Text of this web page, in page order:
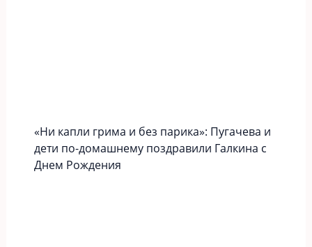
«Ни капли грима и без парика»: Пугачева и
дети по-домашнему поздравили Галкина с
Днем Рождения